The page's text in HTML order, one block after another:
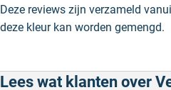
Buiten
verve
Deze reviews zijn verzameld
deze kleur kan worden gemengd.
Lees wat klanten over